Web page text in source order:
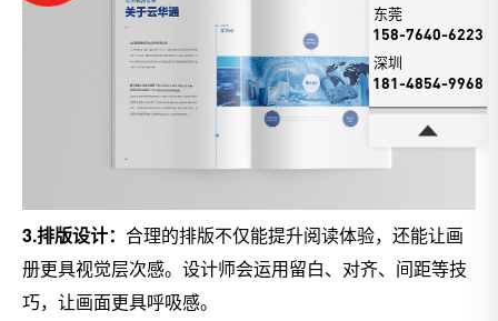
3.排版设计： 合理的排版不仅能提升阅读体验，还能让画
册更具视觉层次感。设计师会运用留白、对齐、间距等技
巧，让画面更具呼吸感。
东莞
158-7640-6223
深圳
181-4854-9968